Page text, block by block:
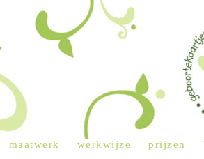
maatwerk werkwijze prijzen